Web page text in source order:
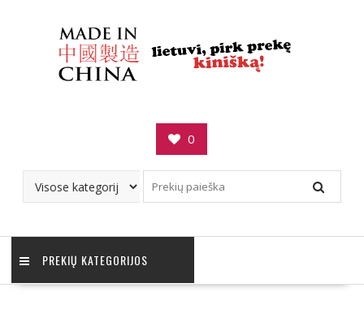
0
PREKIŲ KATEGORIJOS